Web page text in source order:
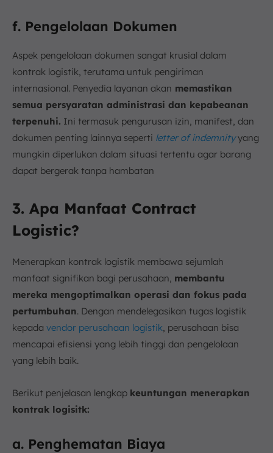
f. Pengelolaan Dokumen
Aspek pengelolaan dokumen sangat krusial dalam
kontrak logistik, terutama untuk pengiriman
internasional. Penyedia layanan akan memastikan
semua persyaratan administrasi dan kepabeanan
terpenuhi. Ini termasuk pengurusan izin, manifest, dan
dokumen penting lainnya seperti letter of indemnityyang
mungkin diperlukan dalam situasi tertentu agar barang
dapat bergerak tanpa hambatan
3. Apa Manfaat Contract
Logistic?
Menerapkan kontrak logistik membawa sejumlah
manfaat signifikan bagi perusahaan, membantu
mereka mengoptimalkan operasi dan fokus pada
pertumbuhan. Dengan mendelegasikan tugas logistik
kepada vendor perusahaan logistik, perusahaan bisa
mencapai efisiensi yang lebih tinggi dan pengelolaan
yang lebih baik.
Berikut penjelasan lengkap keuntungan menerapkan
kontrak logisitk:
a. Penghematan Biaya